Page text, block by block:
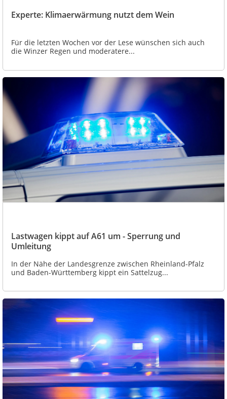
Experte: Klimaerwärmung nutzt dem Wein
Für die letzten Wochen vor der Lese wünschen sich auch
die Winzer Regen und moderatere...
Lastwagen kippt auf A61 um - Sperrung und
Umleitung
In der Nähe der Landesgrenze zwischen Rheinland-Pfalz
und Baden-Württemberg kippt ein Sattelzug...